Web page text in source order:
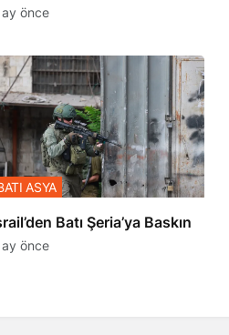
önce
Batı Şeria’ya Baskın
ASYA
önce